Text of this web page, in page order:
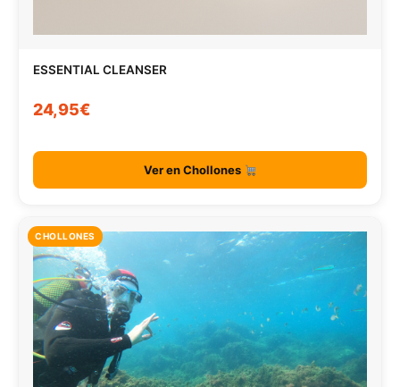
ESSENTIAL CLEANSER
24,95€
Ver en Chollones
CHOLLONES